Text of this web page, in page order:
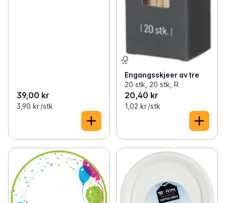
39,00 kr
3,90 kr /stk
Engangsskjeer av tre
20 stk, 20 stk, R
20,40 kr
1,02 kr /stk